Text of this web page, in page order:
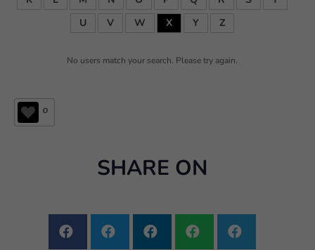
U
V W X Y Z
No users match your search. Please try again.
0
SHARE ON